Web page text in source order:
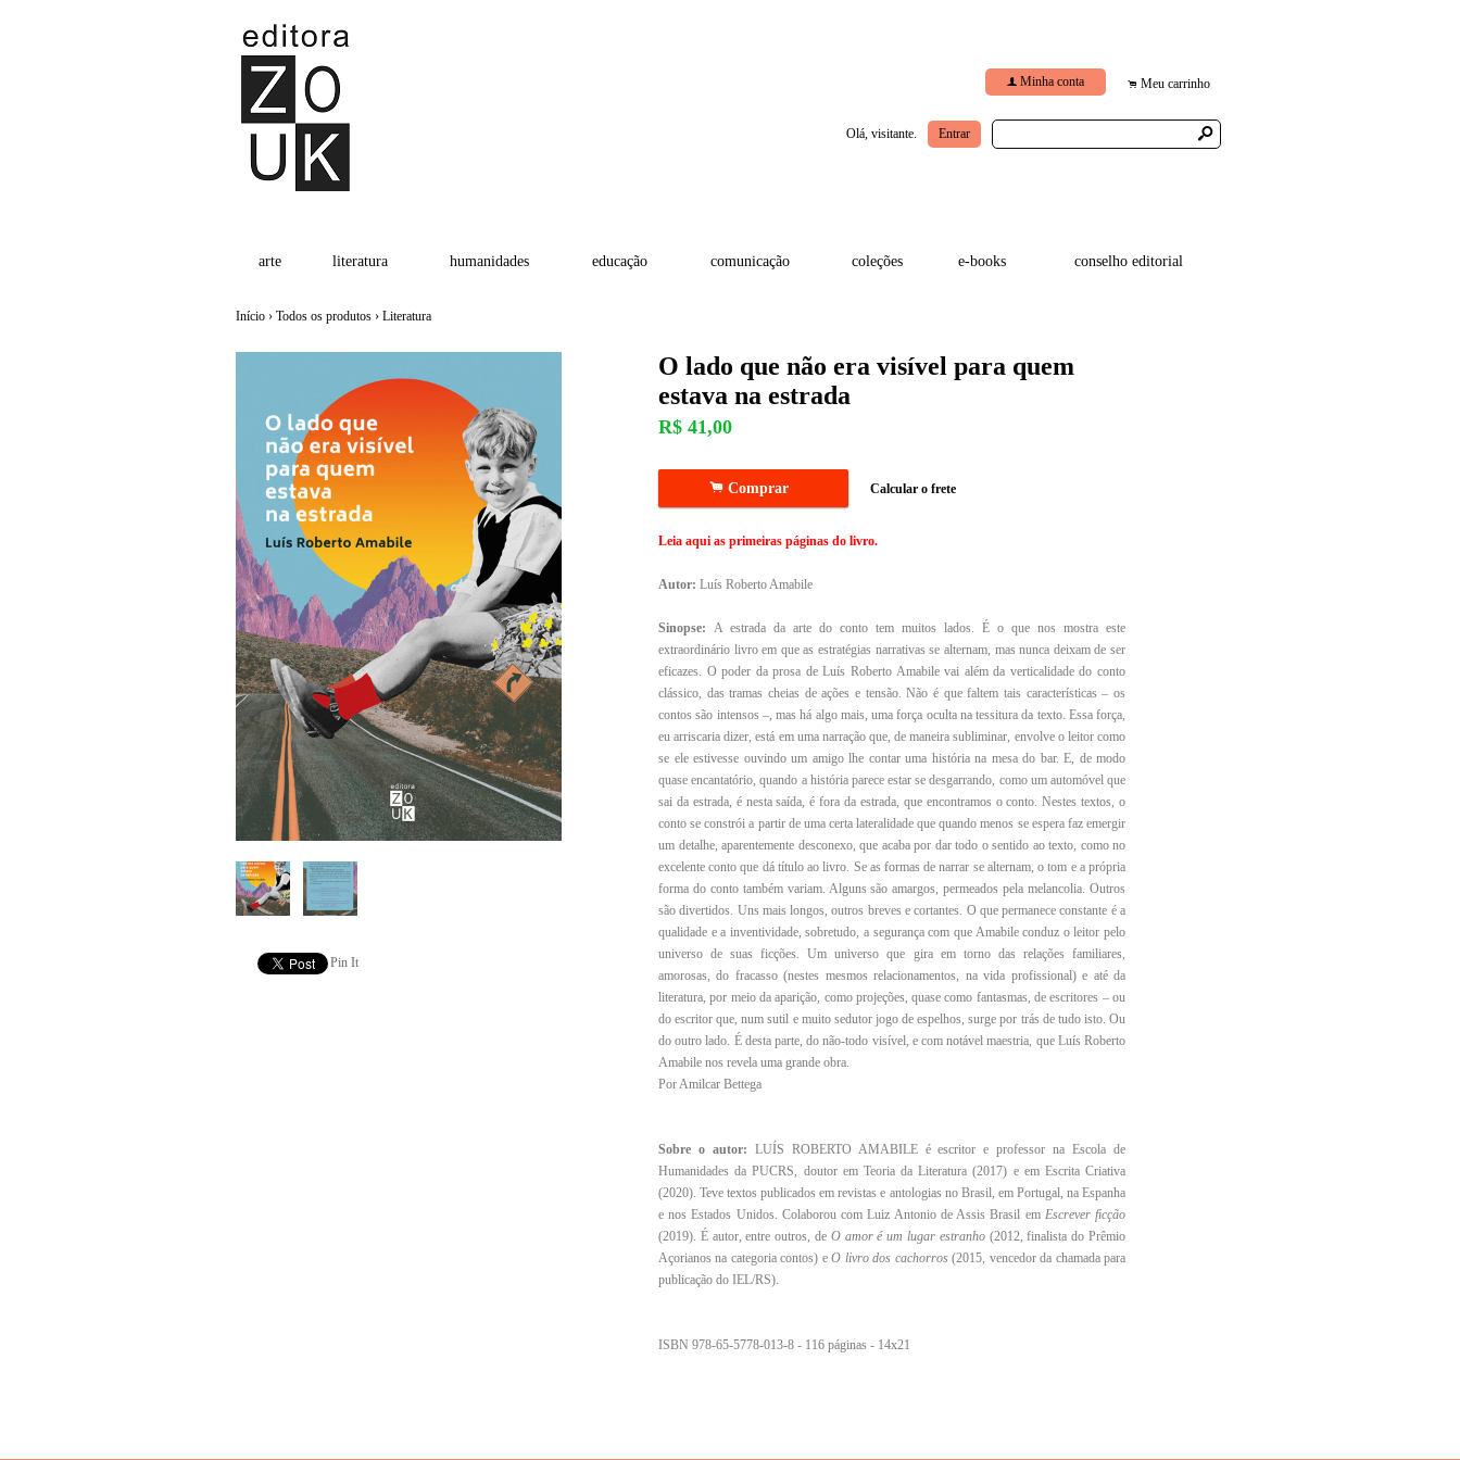
f Minha conta . Meu carrinho
Olá, visitante. Entrar s
arte literatura humanidades educação comunicação coleções e-books conselho editorial
Início › Todos os produtos › Literatura
Pin It
O lado que não era visível para quem
estava na estrada
R$ 41,00
. Comprar Calcular o frete
Leia aqui as primeiras páginas do livro.
Autor: Luís Roberto Amabile
Sinopse: A estrada da arte do conto tem muitos lados. É o que nos mostra este
extraordinário livro em que as estratégias narrativas se alternam, mas nunca deixam de ser
eficazes. O poder da prosa de Luís Roberto Amabile vai além da verticalidade do conto
clássico, das tramas cheias de ações e tensão. Não é que faltem tais características – os
contos são intensos –, mas há algo mais, uma força oculta na tessitura da texto. Essa força,
eu arriscaria dizer, está em uma narração que, de maneira subliminar, envolve o leitor como
se ele estivesse ouvindo um amigo lhe contar uma história na mesa do bar. E, de modo
quase encantatório, quando a história parece estar se desgarrando, como um automóvel que
sai da estrada, é nesta saída, é fora da estrada, que encontramos o conto. Nestes textos, o
conto se constrói a partir de uma certa lateralidade que quando menos se espera faz emergir
um detalhe, aparentemente desconexo, que acaba por dar todo o sentido ao texto, como no
excelente conto que dá título ao livro. Se as formas de narrar se alternam, o tom e a própria
forma do conto também variam. Alguns são amargos, permeados pela melancolia. Outros
são divertidos. Uns mais longos, outros breves e cortantes. O que permanece constante é a
qualidade e a inventividade, sobretudo, a segurança com que Amabile conduz o leitor pelo
universo de suas ficções. Um universo que gira em torno das relações familiares,
amorosas, do fracasso (nestes mesmos relacionamentos, na vida profissional) e até da
literatura, por meio da aparição, como projeções, quase como fantasmas, de escritores – ou
do escritor que, num sutil e muito sedutor jogo de espelhos, surge por trás de tudo isto. Ou
do outro lado. É desta parte, do não-todo visível, e com notável maestria, que Luís Roberto
Amabile nos revela uma grande obra.
Por Amilcar Bettega
Sobre o autor: LUÍS ROBERTO AMABILE é escritor e professor na Escola de
Humanidades da PUCRS, doutor em Teoria da Literatura (2017) e em Escrita Criativa
(2020). Teve textos publicados em revistas e antologias no Brasil, em Portugal, na Espanha
e nos Estados Unidos. Colaborou com Luiz Antonio de Assis Brasil em Escrever ficção
(2019). É autor, entre outros, de O amor é um lugar estranho(2012, finalista do Prêmio
Açorianos na categoria contos) eO livro dos cachorros(2015, vencedor da chamada para
publicação do IEL/RS).
ISBN 978-65-5778-013-8 - 116 páginas - 14x21